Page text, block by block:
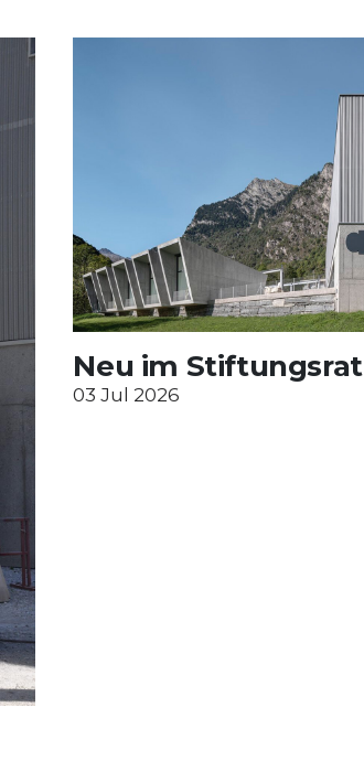
Neu im Stiftungsrat
03 Jul 2026